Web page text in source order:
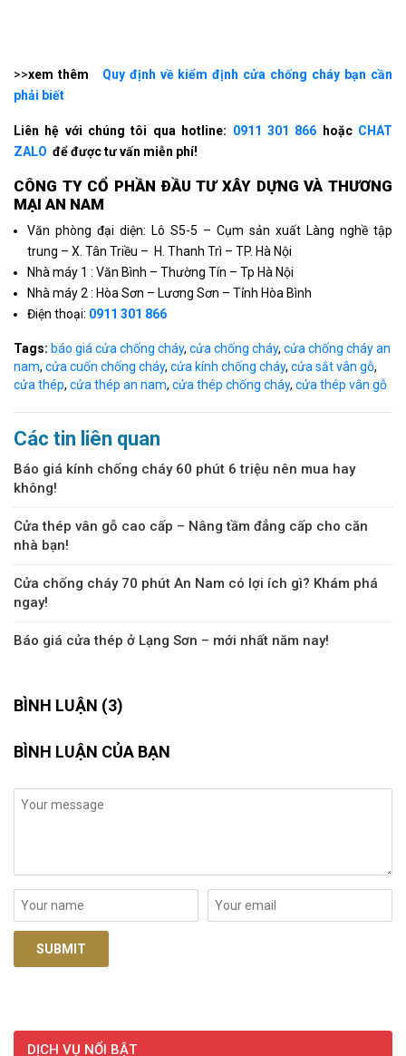
DỊCH VỤ NỔI BẬT
>>xem thêm
Quy định về kiểm định cửa chống cháy bạn cần
phải biết
Liên hệ với chúng tôi qua hotline: 0911 301 866 hoặcCHAT
ZALO để được tư vấn miễn phí!
CÔNG TY CỔ PHẦN ÐẦU TƯ XÂY DỰNG VÀ THƯƠNG
MẠI AN NAM
Văn phòng đại diện: Lô S5-5 – Cụm sản xuất Làng nghề tập
trung – X. Tân Triều – H. Thanh Trì – TP. Hà Nội
Nhà máy 1 : Văn Bình – Thường Tín – Tp Hà Nội
Nhà máy 2 : Hòa Sơn – Lương Sơn – Tỉnh Hòa Bình
Điện thoại: 0911 301 866
Tags: báo giá cửa chống cháy, cửa chống cháy, cửa chống cháy an
nam, cửa cuốn chống cháy, cửa kính chống cháy, cửa sắt vân gỗ,
cửa thép, cửa thép an nam, cửa thép chống cháy, cửa thép vân gỗ
Các tin liên quan
Báo giá kính chống cháy 60 phút 6 triệu nên mua hay
không!
Cửa thép vân gỗ cao cấp – Nâng tầm đẳng cấp cho căn
nhà bạn!
Cửa chống cháy 70 phút An Nam có lợi ích gì? Khám phá
ngay!
Báo giá cửa thép ở Lạng Sơn – mới nhất năm nay!
BÌNH LUẬN (3)
BÌNH LUẬN CỦA BẠN